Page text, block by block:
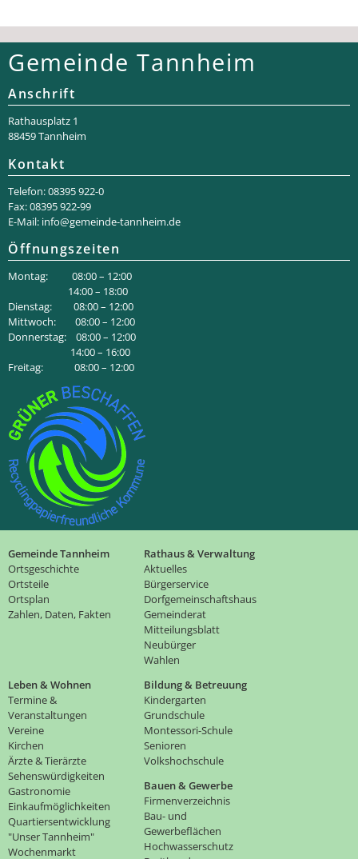
Gemeinde Tannheim
Anschrift
Rathaus­platz 1
88459 Tannheim
Kontakt
Telefon: 08395 922-0
Fax: 08395 922-99
E-Mail: info@gemeinde-tannheim.de
Öffnungszeiten
Montag: 08:00 – 12:00
14:00 – 18:00
Dienstag: 08:00 – 12:00
Mittwoch: 08:00 – 12:00
Donnerstag: 08:00 – 12:00
14:00 – 16:00
Freitag: 08:00 – 12:00
Gemeinde Tannheim
Ortsgeschichte
Ortsteile
Ortsplan
Zahlen, Daten, Fakten
Rathaus & Verwaltung
Aktuelles
Bürgerservice
Dorfgemeinschaftshaus
Gemeinderat
Mitteilungsblatt
Neubürger
Wahlen
Leben & Wohnen
Termine &
Veranstaltungen
Vereine
Kirchen
Ärzte & Tierärzte
Sehenswürdigkeiten
Gastronomie
Einkaufmöglichkeiten
Quartiersentwicklung
"Unser Tannheim"
Wochenmarkt
Bildung & Betreuung
Kindergarten
Grundschule
Montessori-Schule
Senioren
Volkshochschule
Bauen & Gewerbe
Firmenverzeichnis
Bau- und
Gewerbeflächen
Hochwasserschutz